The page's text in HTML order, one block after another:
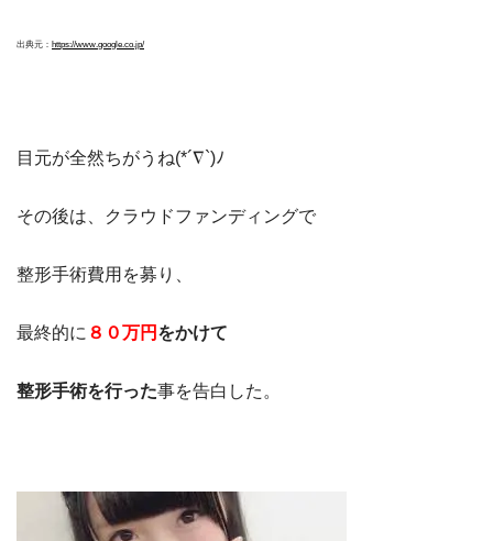
出典元： https://www.google.co.jp/
目元が全然ちがうね(*´∇`)ﾉ
その後は、クラウドファンディングで
整形手術費用を募り、
最終的に ８０万円 をかけて
整形手術を行った事を告白した。